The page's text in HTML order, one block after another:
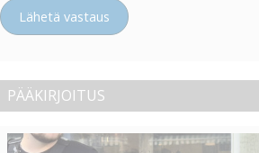
Lähetä vastaus
PÄÄKIRJOITUS